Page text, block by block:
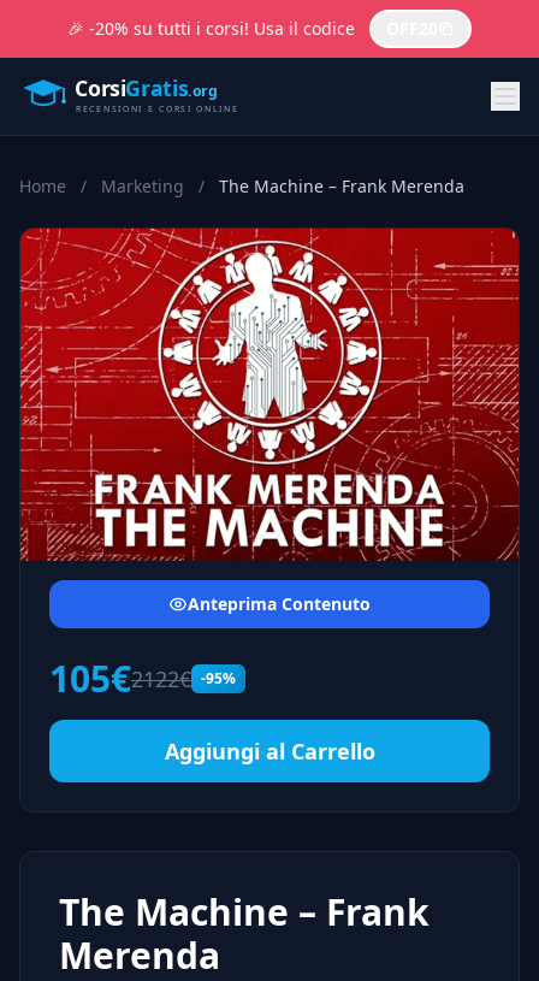
🎉 -20% su tutti i corsi! Usa il codice
Home / Marketing / The Machine – Frank Merenda
Anteprima Contenuto
105€2122€ -95%
Aggiungi al Carrello
The Machine – Frank
Merenda